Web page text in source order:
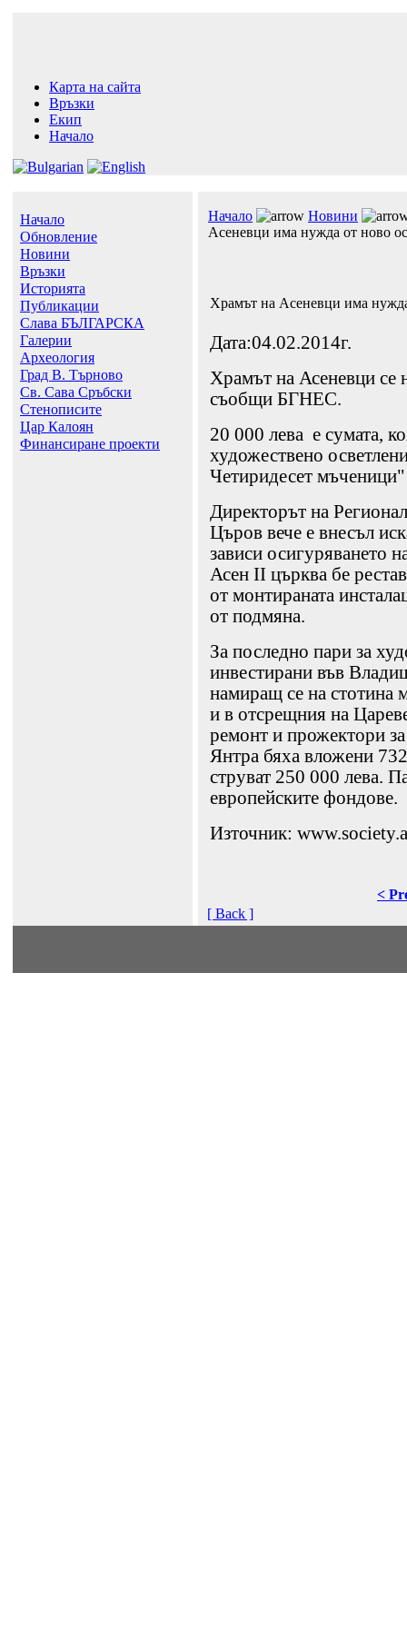
Карта на сайта
Връзки
Екип
Начало
Начало
Обновление
Новини
Връзки
Историята
Публикации
Слава БЪЛГАРСКА
Галерии
Археология
Град В. Търново
Св. Сава Сръбски
Стенописите
Цар Калоян
Финансиране проекти
Начало
Новини
Асеневци има нужда от ново
Храмът на Асеневци има
Дата:04.02.2014г.
Храмът на Асеневци се
съобщи БГНЕС.
20 000 лева е сумата,
художествено
Четиридесет
Директорът на
Църов вече е внесъл
зависи осигуряването
Асен II църква бе
от монтираната
от подмяна.
За последно пари за
инвестирани във
намиращ се на стотина
и в отсрещния на
ремонт и прожектори
Янтра бяха вложени
струват 250 000 лева.
европейските фондове.
Източник:
<
[ Back ]